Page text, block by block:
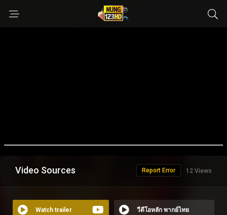
Video Sources 12 Views
Report Error
Watch trailer วีดีโอหลัก พากย์ไทย